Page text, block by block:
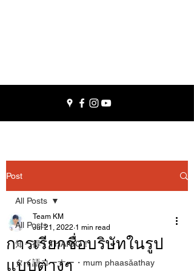
Post
All Posts
知っ得くTHAIGO！
タイ語コーナー・mum phaasǎathay
All Posts
การเรียกชื่อบริษัทในรูป
แบบต่างๆ
Team KM
Jul 21, 2022 1 min read